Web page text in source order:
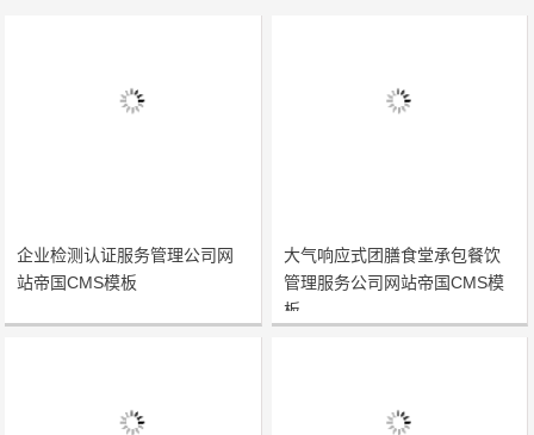
企业检测认证服务管理公司网
站帝国CMS模板
大气响应式团膳食堂承包餐饮
管理服务公司网站帝国CMS模
板